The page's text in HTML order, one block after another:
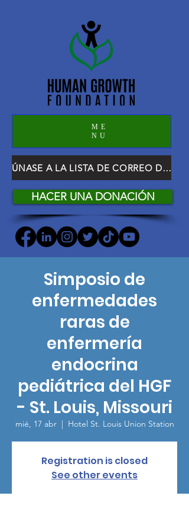
ME
NU
ÚNASE A LA LISTA DE CORREO DE HGF
HACER UNA DONACIÓN
Simposio de
enfermedades
raras de
enfermería
endocrina
pediátrica del HGF
- St. Louis, Missouri
mié, 17 abr
  |
Hotel St. Louis Union Station
Registration is closed
See other events